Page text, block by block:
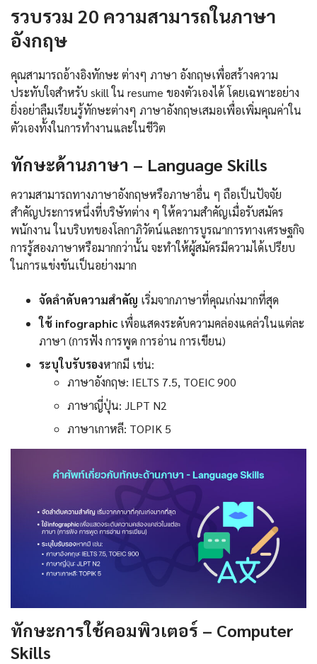
รวบรวม 20 ความสามารถในภาษา
อังกฤษ
คุณสามารถอ้างอิงทักษะ ต่างๆ ภาษา อังกฤษเพื่อสร้างความ
ประทับใจสำหรับ skill ใน resume ของตัวเองได้ โดยเฉพาะอย่าง
ยิ่งอย่าลืมเรียนรู้ทักษะต่างๆ ภาษาอังกฤษเสมอเพื่อเพิ่มคุณค่าใน
ตัวเองทั้งในการทำงานและในชีวิต
ทักษะด้านภาษา – Language Skills
ความสามารถทางภาษาอังกฤษหรือภาษาอื่น ๆ ถือเป็นปัจจัย
สำคัญประการหนึ่งที่บริษัทต่าง ๆ ให้ความสำคัญเมื่อรับสมัคร
พนักงาน ในบริบทของโลกาภิวัตน์และการบูรณาการทางเศรษฐกิจ
การรู้สองภาษาหรือมากกว่านั้น จะทำให้ผู้สมัครมีความได้เปรียบ
ในการแข่งขันเป็นอย่างมาก
จัดลำดับความสำคัญ เริ่มจากภาษาที่คุณเก่งมากที่สุด
ใช้ infographic เพื่อแสดงระดับความคล่องแคล่วในแต่ละ
ภาษา (การฟัง การพูด การอ่าน การเขียน)
ระบุใบรับรองหากมี เช่น:
ภาษาอังกฤษ: IELTS 7.5, TOEIC 900
ภาษาญี่ปุ่น: JLPT N2
ภาษาเกาหลี: TOPIK 5
ทักษะการใช้คอมพิวเตอร์ – Computer
Skills